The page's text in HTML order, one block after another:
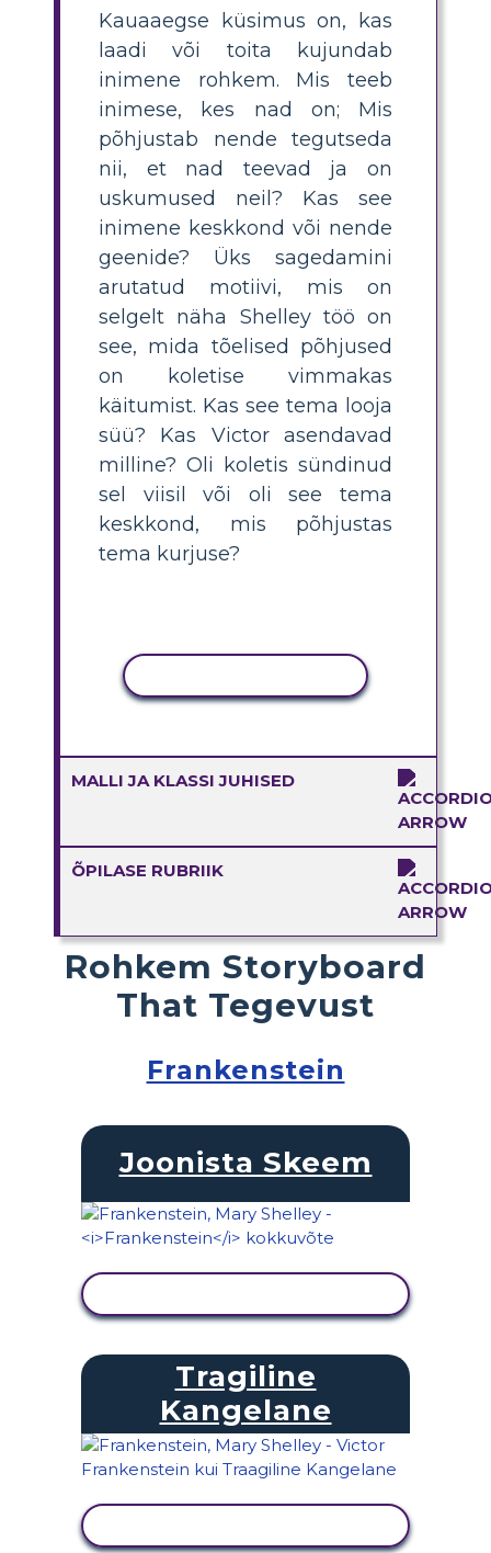
Kauaaegse küsimus on, kas
laadi või toita kujundab
inimene rohkem. Mis teeb
inimese, kes nad on; Mis
põhjustab nende tegutseda
nii, et nad teevad ja on
uskumused neil? Kas see
inimene keskkond või nende
geenide? Üks sagedamini
arutatud motiivi, mis on
selgelt näha Shelley töö on
see, mida tõelised põhjused
on koletise vimmakas
käitumist. Kas see tema looja
süü? Kas Victor asendavad
milline? Oli koletis sündinud
sel viisil või oli see tema
keskkond, mis põhjustas
tema kurjuse?
MALLI JA KLASSI JUHISED
ÕPILASE RUBRIIK
Rohkem Storyboard
That Tegevust
Frankenstein
Joonista Skeem
Tragiline
Kangelane